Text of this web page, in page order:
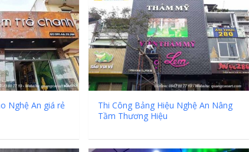
Nghệ An giá rẻ
Thi Công Bảng Hiệu Nghệ An Nâng
Tầm Thương Hiệu